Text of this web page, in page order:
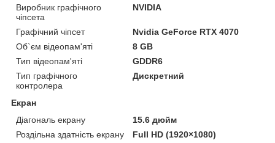
Виробник графічного
чіпсета
NVIDIA
Графічний чіпсет
Nvidia GeForce RTX 4070
Об`єм відеопам'яті
8 GB
Тип відеопам'яті
GDDR6
Тип графічного
контролера
Дискретний
Екран
Діагональ екрану
15.6 дюйм
Роздільна здатність екрану
Full HD (1920×1080)